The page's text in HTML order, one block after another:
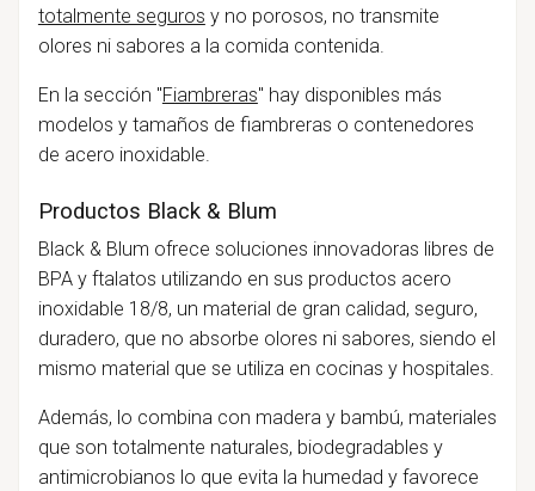
totalmente seguros y no porosos, no transmite
olores ni sabores a la comida contenida.
En la sección "Fiambreras" hay disponibles más
modelos y tamaños de fiambreras o contenedores
de acero inoxidable.
Productos Black & Blum
Black & Blum ofrece soluciones innovadoras libres de
BPA y ftalatos utilizando en sus productos acero
inoxidable 18/8, un material de gran calidad, seguro,
duradero, que no absorbe olores ni sabores, siendo el
mismo material que se utiliza en cocinas y hospitales.
Además, lo combina con madera y bambú, materiales
que son totalmente naturales, biodegradables y
antimicrobianos lo que evita la humedad y favorece